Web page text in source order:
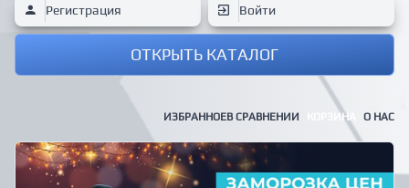
Регистрация Войти
ОТКРЫТЬ КАТАЛОГ
ИЗБРАННОЕВ СРАВНЕНИИ КОРЗИНА О НАС